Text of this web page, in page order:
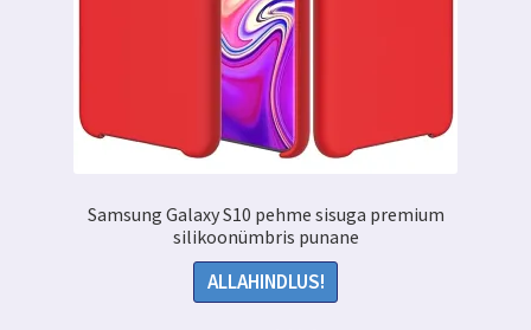
Samsung Galaxy S10 pehme sisuga premium
silikoonümbris punane
ALLAHINDLUS!